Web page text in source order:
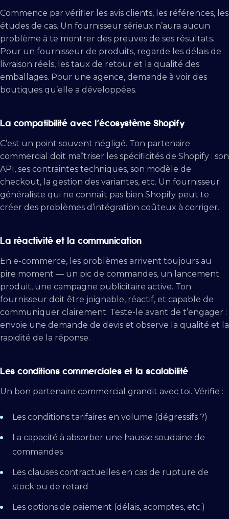
Commence par vérifier les avis clients, les références, les
études de cas. Un fournisseur sérieux n’aura aucun
problème à te montrer des preuves de ses résultats.
Pour un fournisseur de produits, regarde les délais de
livraison réels, les taux de retour et la qualité des
emballages. Pour une agence, demande à voir des
boutiques qu’elle a développées.
La compatibilité avec l’écosystème Shopify
C’est un point souvent négligé. Ton partenaire
commercial doit maîtriser les spécificités de Shopify : son
API, ses contraintes techniques, son modèle de
checkout, la gestion des variantes, etc. Un fournisseur
généraliste qui ne connaît pas bien Shopify peut te
créer des problèmes d’intégration coûteux à corriger.
La réactivité et la communication
En e-commerce, les problèmes arrivent toujours au
pire moment — un pic de commandes, un lancement
produit, une campagne publicitaire active. Ton
fournisseur doit être joignable, réactif, et capable de
communiquer clairement. Teste-le avant de t’engager :
envoie une demande de devis et observe la qualité et la
rapidité de la réponse.
Les conditions commerciales et la scalabilité
Un bon partenaire commercial grandit avec toi. Vérifie :
Les conditions tarifaires en volume (dégressifs ?)
La capacité à absorber une hausse soudaine de
commandes
Les clauses contractuelles en cas de rupture de
stock ou de retard
Les options de paiement (délais, acomptes, etc.)